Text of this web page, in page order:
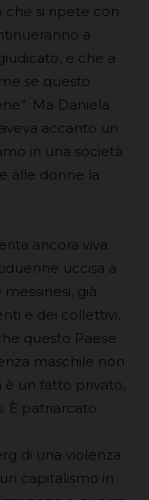
che si ripete con
a
e che a
se questo
Ma Daniela
accanto un
in una società
alle donne la
ancora viva
uccisa a
già
e dei collettivi,
questo Paese
maschile non
è un fatto privato,
È patriarcato.
di una violenza
capitalismo in